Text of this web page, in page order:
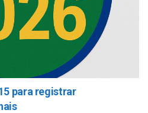
para registrar